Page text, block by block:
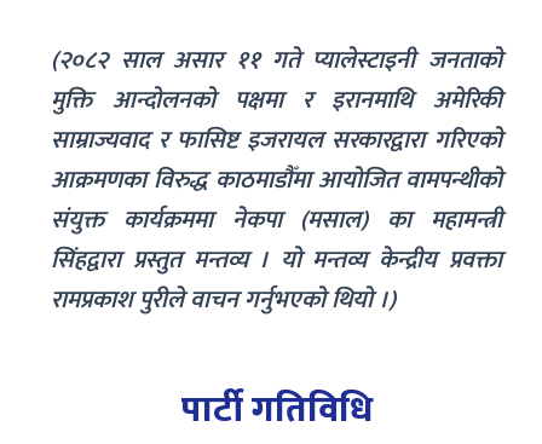
(२०८२ साल असार ११ गते प्यालेस्टाइनी जनताको
मुक्ति आन्दोलनको पक्षमा र इरानमाथि अमेरिकी
साम्राज्यवाद र फासिष्ट इजरायल सरकारद्वारा गरिएको
आक्रमणका विरुद्ध काठमाडौँमा आयोजित वामपन्थीको
संयुक्त कार्यक्रममा नेकपा (मसाल) का महामन्त्री
सिंहद्वारा प्रस्तुत मन्तव्य । यो मन्तव्य केन्द्रीय प्रवक्ता
रामप्रकाश पुरीले वाचन गर्नुभएको थियो ।)
पार्टी गतिविधि